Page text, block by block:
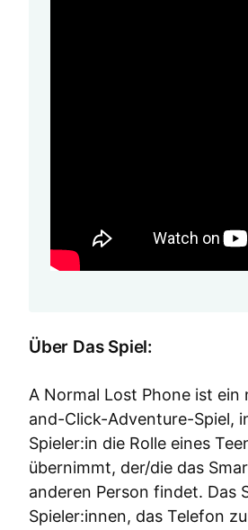
Über Das Spiel:
A Normal Lost Phone ist ein
and-Click-Adventure-Spiel,
Spieler:in die Rolle eines
übernimmt, der/die das
anderen Person findet. Das
Spieler:innen, das Telefon